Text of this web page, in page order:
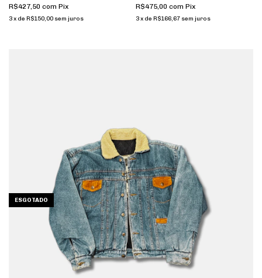
R$427,50 com Pix
3x de R$150,00 sem juros
R$475,00 com Pix
3 x de R$166,67 sem juros
ESGOTADO